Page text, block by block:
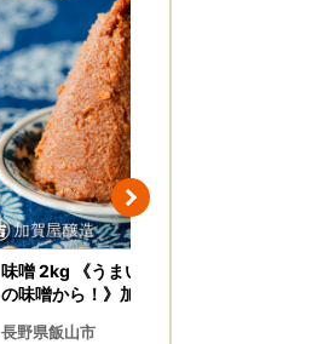
味噌 2kg 《うまいみそ汁はこ
の味噌から！》加賀屋醸造（A
長野県飯山市